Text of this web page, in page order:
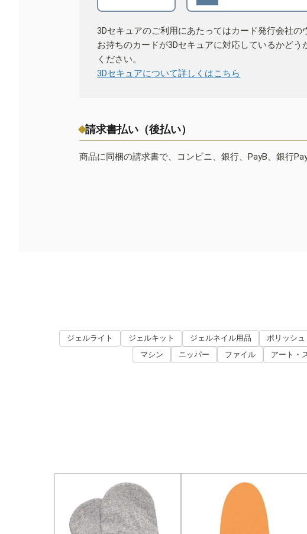
3Dセキュアのご利用にあたってはカード発行会社
お持ちのカードが3Dセキュアに対応しているかど
ください。
3Dセキュアについて詳しくはこちら
請求書払い（後払い）
商品に同梱の請求書で、コンビニ、銀行、PayB、銀行
ジェルライト ジェルキット ジェルネイル用品 ポリッシュ
マシン
ニッパー ファイル アート・